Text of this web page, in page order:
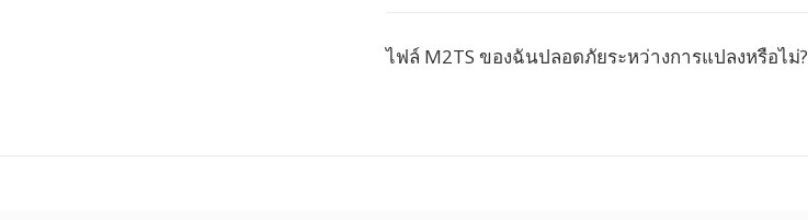
ไฟล์ M2TS ของฉันปลอดภัยระหว่างการแปลงหรือไม่?